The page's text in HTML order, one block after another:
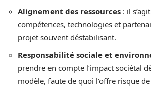
Alignement des ressources : il
compétences, technologies et
projet souvent déstabilisant.
Responsabilité sociale et
prendre en compte l’impact sociétal
modèle, faute de quoi l’offre risque